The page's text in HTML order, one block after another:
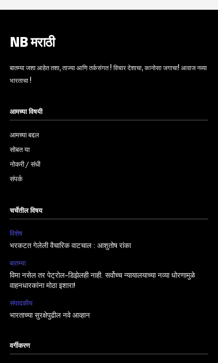
NB मराठी
बातम्या जशा आहेत तशा, ताज्या आणि तर्कसंगत ! विचार देशाचा, कानोसा जगाचा! आवाज नव्या
भारताचा !
आमच्या विषयी
आमच्या बद्दल
सोबत या
नोकरी / संधी
संपर्क
चर्चेतील विषय
विशेष
भरकटत गेलेली वैचारिक वाटचाल : आशुतोष रांका
बातम्या
विमा नसेल तर पेट्रोल-डिझेलही नाही. सर्वोच्च न्यायालयाच्या नव्या धोरणामुळे
वाहनधारकांना मोठा इशारा!
संपादकीय
भारताच्या सुरक्षेपुढील नवे आव्हान
वर्गीकरण